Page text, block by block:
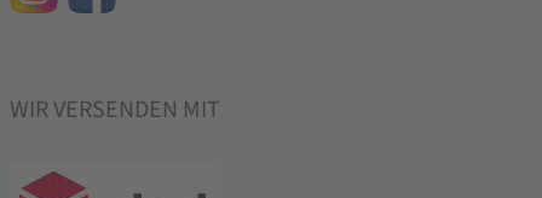
WIR VERSENDEN MIT